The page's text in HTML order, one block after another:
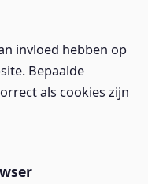
invloed hebben op
Bepaalde
als cookies zijn